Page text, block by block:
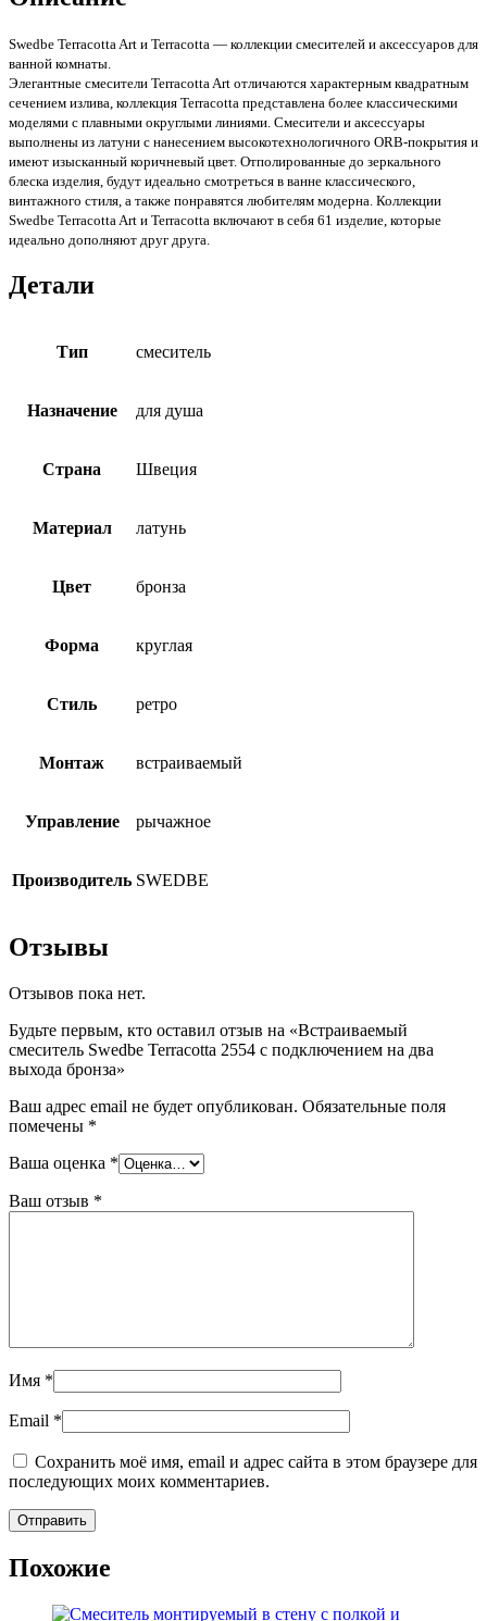
Swedbe Terracotta Art и Terracotta — коллекции смесителей и аксессуаров для
ванной комнаты.
Элегантные смесители Terracotta Art отличаются характерным квадратным
сечением излива, коллекция Terracotta представлена более классическими
моделями с плавными округлыми линиями. Смесители и аксессуары
выполнены из латуни с нанесением высокотехнологичного ORB-покрытия и
имеют изысканный коричневый цвет. Отполированные до зеркального
блеска изделия, будут идеально смотреться в ванне классического,
винтажного стиля, а также понравятся любителям модерна. Коллекции
Swedbe Terracotta Art и Terracotta включают в себя 61 изделие, которые
идеально дополняют друг друга.
Детали
Тип смеситель
Назначение для душа
Страна Швеция
Материал латунь
Цвет бронза
Форма круглая
Стиль ретро
Монтаж встраиваемый
Управление рычажное
Производитель SWEDBE
Отзывы
Отзывов пока нет.
Будьте первым, кто оставил отзыв на «Встраиваемый
смеситель Swedbe Terracotta 2554 с подключением на два
выхода бронза»
Ваш адрес email не будет опубликован. Обязательные поля
помечены *
Ваша оценка *
Ваш отзыв *
Имя *
Email *
Сохранить моё имя, email и адрес сайта в этом браузере для
последующих моих комментариев.
Похожие